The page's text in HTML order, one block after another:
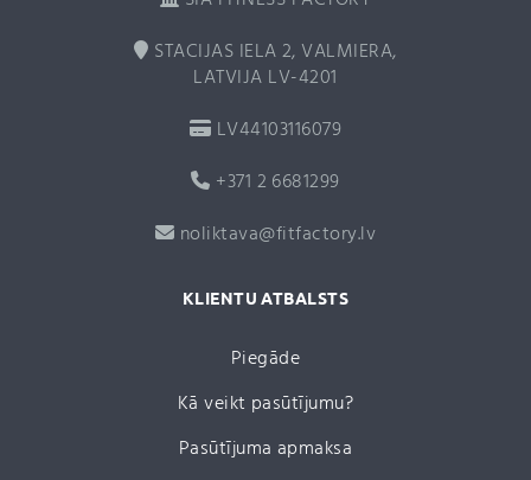
STACIJAS IELA 2, VALMIERA,
LATVIJA LV-4201
LV44103116079
+371 2 6681299
noliktava@fitfactory.lv
KLIENTU ATBALSTS
Piegāde
Kā veikt pasūtījumu?
Pasūtījuma apmaksa